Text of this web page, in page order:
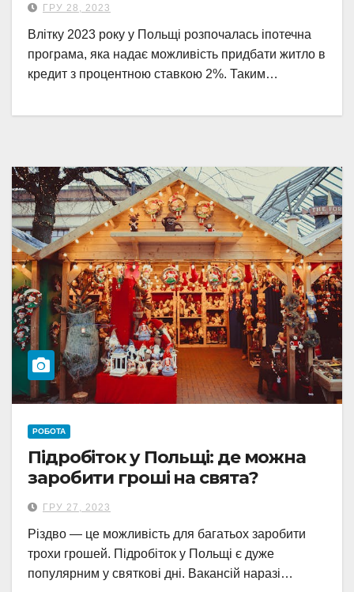
ГРУ 28, 2023
Влітку 2023 року у Польщі розпочалась іпотечна
програма, яка надає можливість придбати житло в
кредит з процентною ставкою 2%. Таким…
РОБОТА
Підробіток у Польщі: де можна
заробити гроші на свята?
ГРУ 27, 2023
Різдво — це можливість для багатьох заробити
трохи грошей. Підробіток у Польщі є дуже
популярним у святкові дні. Вакансій наразі…